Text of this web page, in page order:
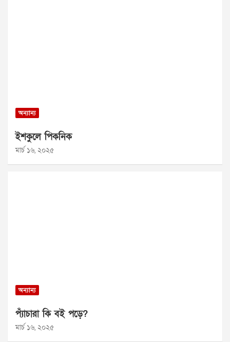
অন্যান্য
ইশকুলে পিকনিক
মার্চ ১৬, ২০২৫
অন্যান্য
প্যাঁচারা কি বই পড়ে?
মার্চ ১৬, ২০২৫